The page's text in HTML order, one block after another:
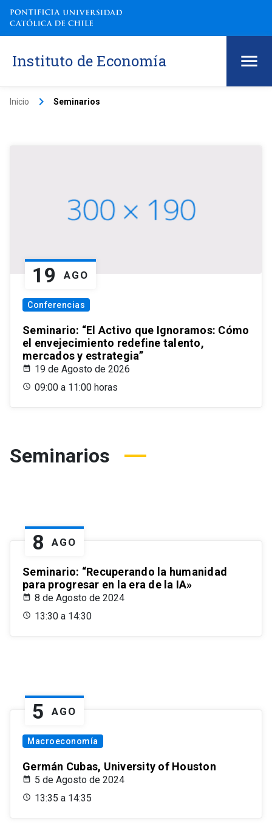
Instituto de Economía
Inicio keyboard_arrow_right Seminarios
19 AGO
Conferencias
Seminario: “El Activo que Ignoramos: Cómo
el envejecimiento redefine talento,
mercados y estrategia”
19 de Agosto de 2026
09:00 a 11:00 horas
Seminarios
8 AGO
Seminario: “Recuperando la humanidad
para progresar en la era de la IA»
8 de Agosto de 2024
13:30 a 14:30
5 AGO
Macroeconomía
Germán Cubas, University of Houston
5 de Agosto de 2024
13:35 a 14:35